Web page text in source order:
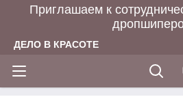
Приглашаем к
ДЕЛО В КРАСОТЕ